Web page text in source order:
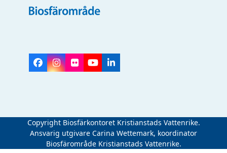
Facebook
Instagram
FlickrYouTubeLinkedIn
Copyright Biosfärkontoret Kristianstads Vattenrike.
Ansvarig utgivare Carina Wettemark, koordinator
Biosfärområde Kristianstads Vattenrike.